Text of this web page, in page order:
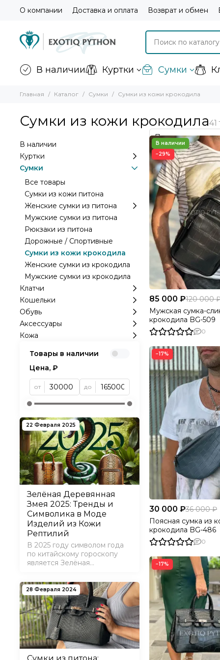
О компании Доставка и оплата Возврат и обмен
В наличии Куртки Сумки
Главная Каталог Сумки Сумки из кожи крокодила
Сумки из кожи крокодила
−29%
85 000 ₽120 000
Мужская сумка-
крокодила BG-509
0
−17%
30 000 ₽36 000 ₽
Поясная сумка из
крокодила BG-486
0
−17%
В наличии
Куртки
Сумки
Все товары
Сумки из кожи питона
Женские сумки из питона
Мужские сумки из питона
Рюкзаки из питона
Дорожные / Спортивные
Сумки из кожи крокодила
Женские сумки из крокодила
Мужские сумки из крокодила
Клатчи
Кошельки
Обувь
Аксессуары
Кожа
Товары в наличии
Цена, ₽
от до
22 Февраля 2025
Зелёная Деревянная
Змея 2025: Тренды и
Символика в Моде
Изделий из Кожи
Рептилий
В 2025 году символом года
по китайскому гороскопу
является Зелёная
принесёт с собой новые
тренды и символические
значения, влияющие на моду,
стиль и выбор аксессуаров.
Змея олицетворяет
мудрость, элегантност…
28 Февраля 2024